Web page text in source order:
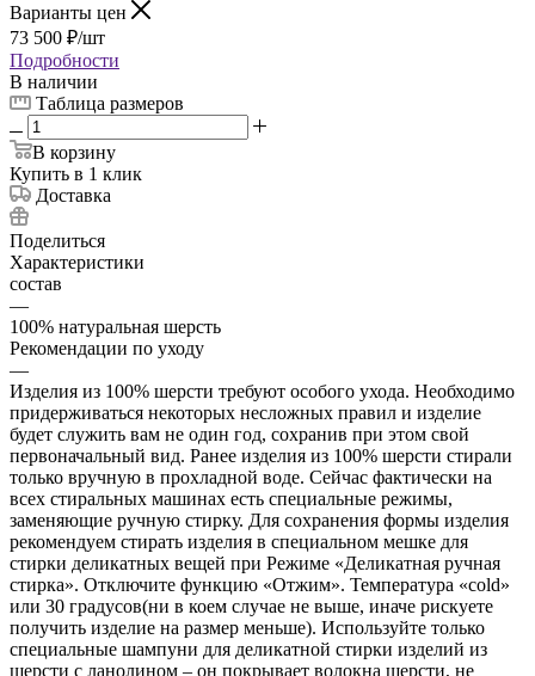
Варианты цен
73 500 ₽/шт
Подробности
В наличии
Таблица размеров
В корзину
Купить в 1 клик
Доставка
Поделиться
Характеристики
состав
—
100% натуральная шерсть
Рекомендации по уходу
—
Изделия из 100% шерсти требуют особого ухода. Необходимо
придерживаться некоторых несложных правил и изделие
будет служить вам не один год, сохранив при этом свой
первоначальный вид. Ранее изделия из 100% шерсти стирали
только вручную в прохладной воде. Сейчас фактически на
всех стиральных машинах есть специальные режимы,
заменяющие ручную стирку. Для сохранения формы изделия
рекомендуем стирать изделия в специальном мешке для
стирки деликатных вещей при Режиме «Деликатная ручная
стирка». Отключите функцию «Отжим». Температура «cold»
или 30 градусов(ни в коем случае не выше, иначе рискуете
получить изделие на размер меньше). Используйте только
специальные шампуни для деликатной стирки изделий из
шерсти с ланолином – он покрывает волокна шерсти, не